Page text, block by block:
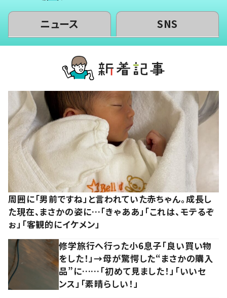
ニュース SNS
周囲に「男前ですね」と言われていた赤ちゃん。成長し
た現在、まさかの姿に…「きゃああ」「これは、モテるぞ
ぉ」「客観的にイケメン」
修学旅行へ行った小6息子「良い買い物
をした！」→母が驚愕した“まさかの購入
品”に……「初めて見ました！」「いいセ
ンス」「素晴らしい！」